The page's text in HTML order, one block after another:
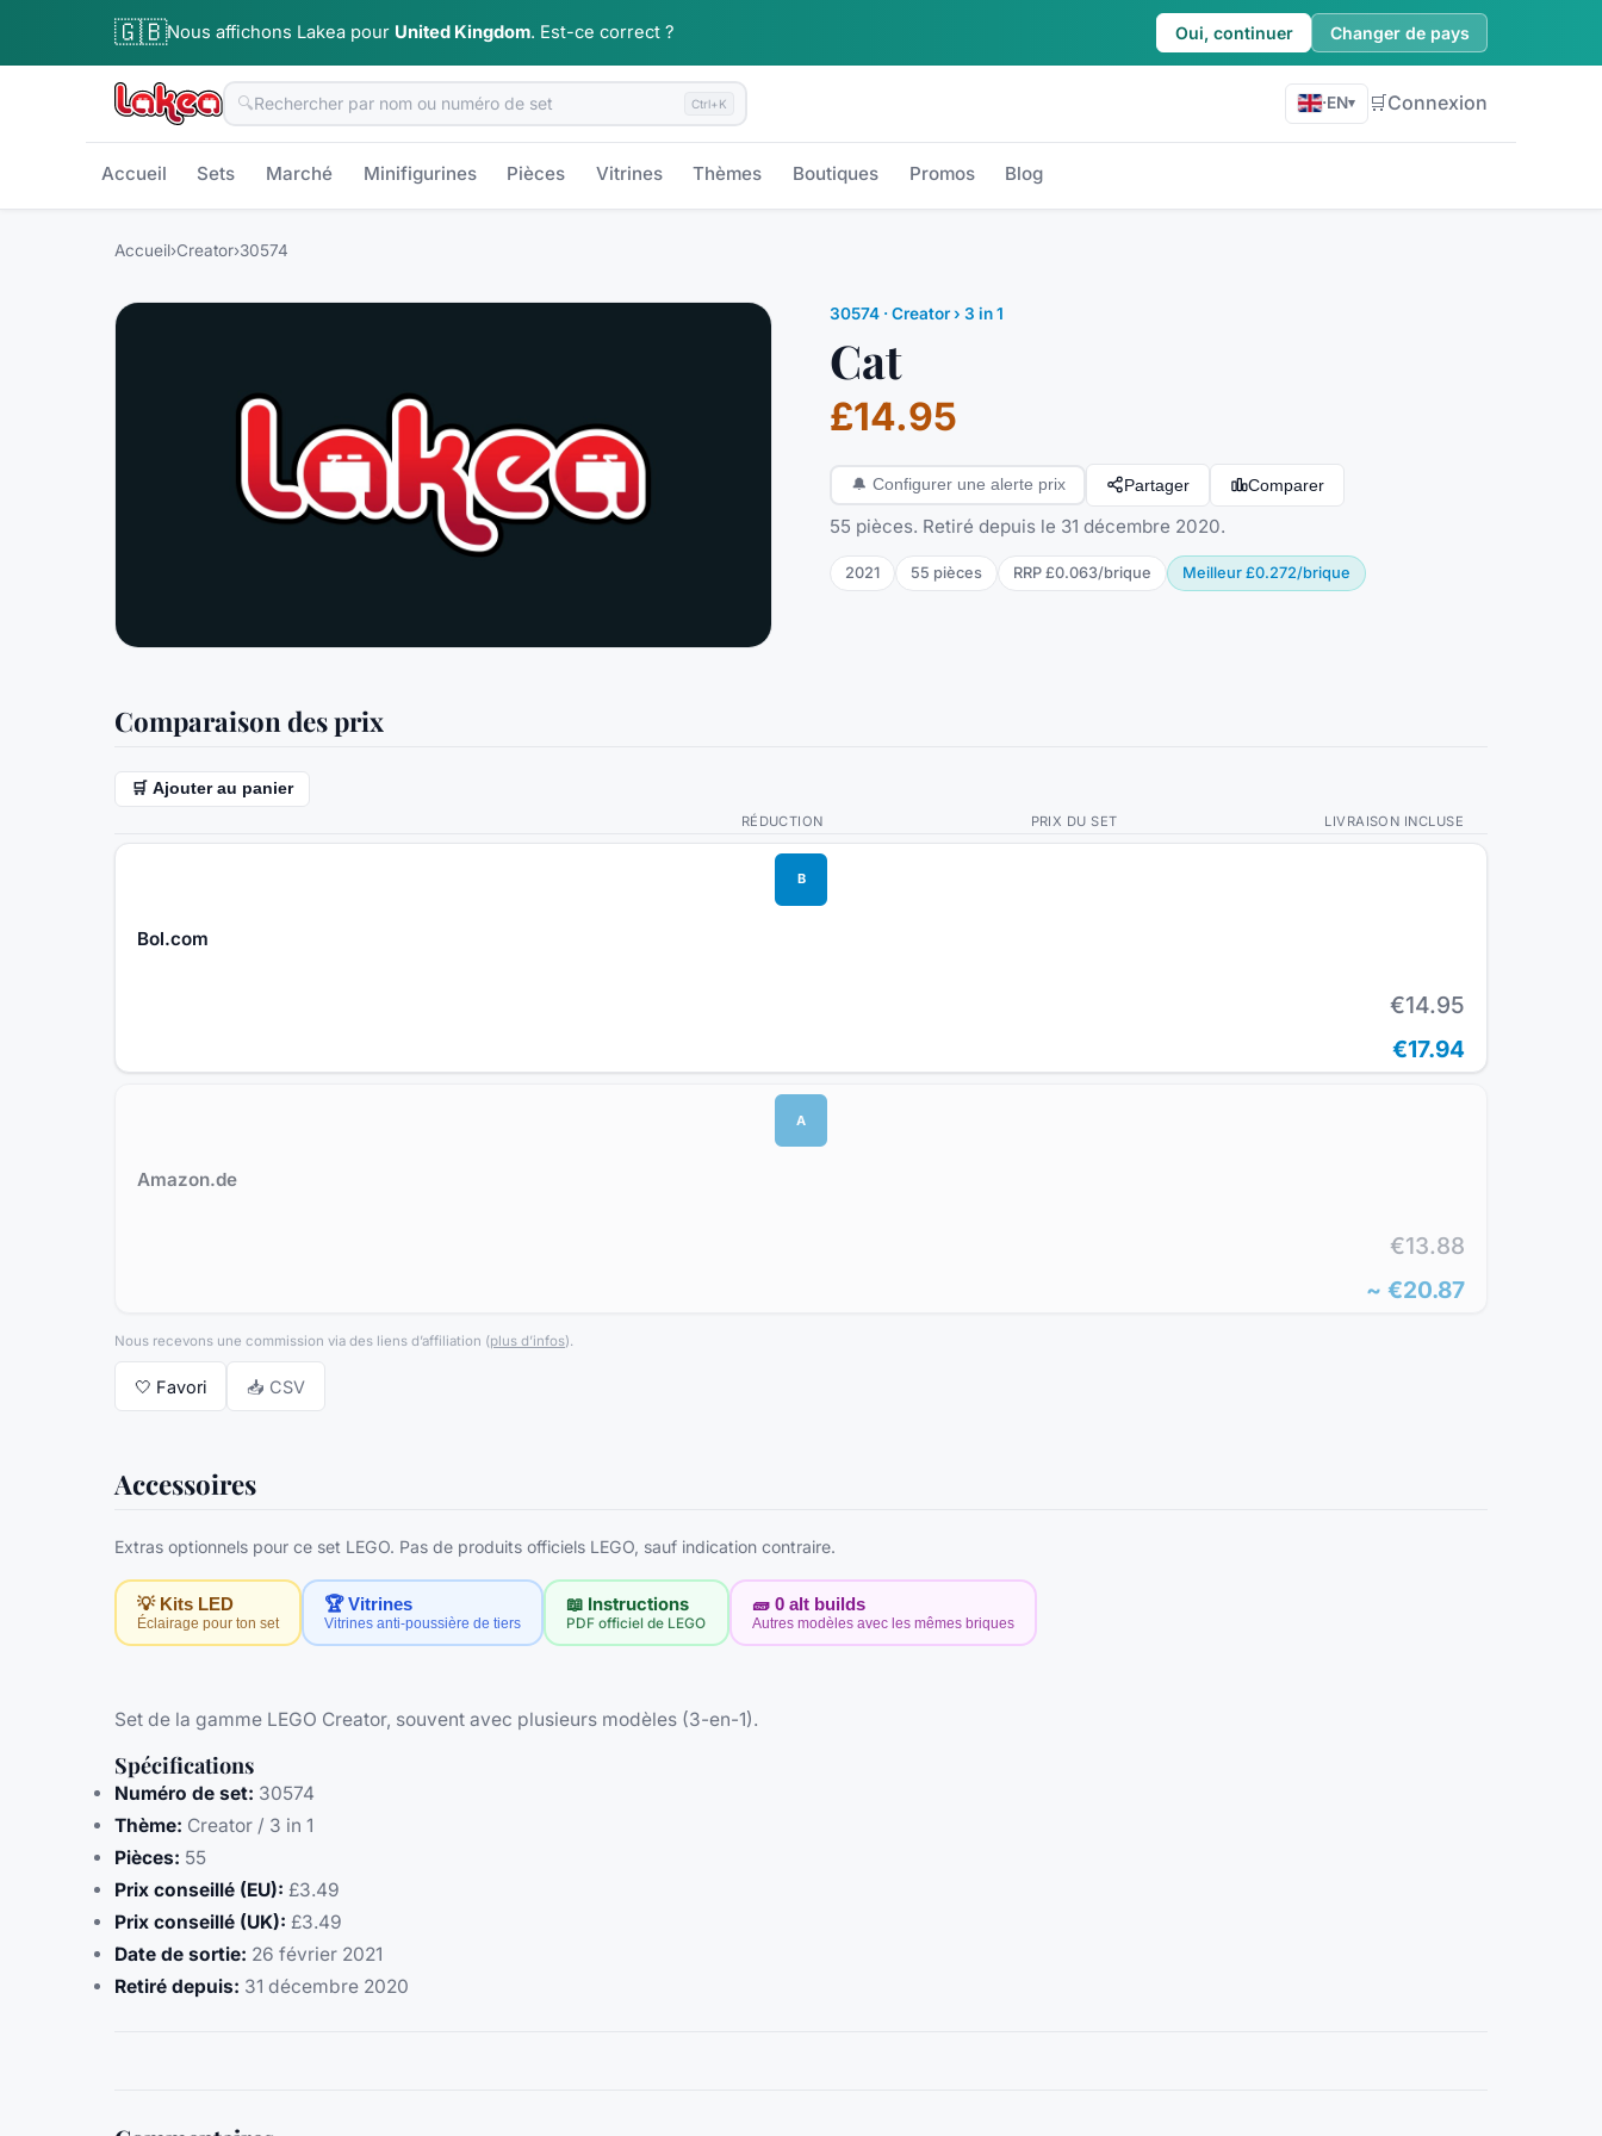
🇬🇧Nous affichons Lakea pour United Kingdom. Est-ce correct ? Oui, continuer Changer de pays
🔍 Ctrl+K ·EN▾ 🛒Connexion
Accueil Sets Marché Minifigurines Pièces Vitrines Thèmes Boutiques Promos Blog
Accueil›Creator›30574
30574 ·Creator› 3 in 1
Cat
£14.95
🔔 Configurer une alerte prix Partager Comparer
55 pièces. Retiré depuis le 31 décembre 2020.
2021 55 pièces RRP £0.063/brique Meilleur £0.272/brique
Comparaison des prix
🛒 Ajouter au panier
RÉDUCTION PRIX DU SET LIVRAISON INCLUSE
B
Bol.com
€14.95
€17.94
A
Amazon.de
€13.88
~€20.87
Nous recevons une commission via des liens d’affiliation (plus d’infos).
🤍 Favori 📥 CSV
Accessoires
Extras optionnels pour ce set LEGO. Pas de produits officiels LEGO, sauf indication contraire.
💡 Kits LED
Éclairage pour ton set
🏆 Vitrines
Vitrines anti-poussière de tiers
📖 Instructions
PDF officiel de LEGO
🧱 0 alt builds
Autres modèles avec les mêmes briques
Set de la gamme LEGO Creator, souvent avec plusieurs modèles (3-en-1).
Spécifications
Numéro de set: 30574
Thème: Creator / 3 in 1
Pièces: 55
Prix conseillé (EU): £3.49
Prix conseillé (UK): £3.49
Date de sortie: 26 février 2021
Retiré depuis: 31 décembre 2020